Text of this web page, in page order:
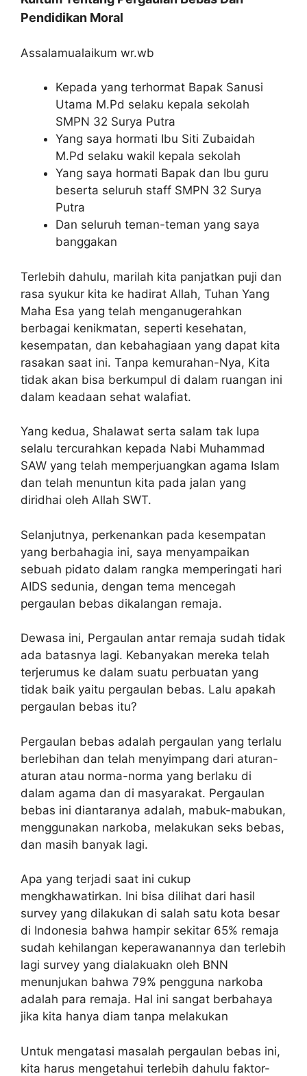
Pendidikan Moral
Assalamualaikum wr.wb
Kepada yang terhormat Bapak Sanusi
Utama M.Pd selaku kepala sekolah
SMPN 32 Surya Putra
Yang saya hormati Ibu Siti Zubaidah
M.Pd selaku wakil kepala sekolah
Yang saya hormati Bapak dan Ibu guru
beserta seluruh staff SMPN 32 Surya
Putra
Dan seluruh teman-teman yang saya
banggakan
Terlebih dahulu, marilah kita panjatkan puji dan
rasa syukur kita ke hadirat Allah, Tuhan Yang
Maha Esa yang telah menganugerahkan
berbagai kenikmatan, seperti kesehatan,
kesempatan, dan kebahagiaan yang dapat kita
rasakan saat ini. Tanpa kemurahan-Nya, Kita
tidak akan bisa berkumpul di dalam ruangan ini
dalam keadaan sehat walafiat.
Yang kedua, Shalawat serta salam tak lupa
selalu tercurahkan kepada Nabi Muhammad
SAW yang telah memperjuangkan agama Islam
dan telah menuntun kita pada jalan yang
diridhai oleh Allah SWT.
Selanjutnya, perkenankan pada kesempatan
yang berbahagia ini, saya menyampaikan
sebuah pidato dalam rangka memperingati hari
AIDS sedunia, dengan tema mencegah
pergaulan bebas dikalangan remaja.
Dewasa ini, Pergaulan antar remaja sudah tidak
ada batasnya lagi. Kebanyakan mereka telah
terjerumus ke dalam suatu perbuatan yang
tidak baik yaitu pergaulan bebas. Lalu apakah
pergaulan bebas itu?
Pergaulan bebas adalah pergaulan yang terlalu
berlebihan dan telah menyimpang dari aturan-
aturan atau norma-norma yang berlaku di
dalam agama dan di masyarakat. Pergaulan
bebas ini diantaranya adalah, mabuk-mabukan,
menggunakan narkoba, melakukan seks bebas,
dan masih banyak lagi.
Apa yang terjadi saat ini cukup
mengkhawatirkan. Ini bisa dilihat dari hasil
survey yang dilakukan di salah satu kota besar
di Indonesia bahwa hampir sekitar 65% remaja
sudah kehilangan keperawanannya dan terlebih
lagi survey yang dialakuakn oleh BNN
menunjukan bahwa 79% pengguna narkoba
adalah para remaja. Hal ini sangat berbahaya
jika kita hanya diam tanpa melakukan
Untuk mengatasi masalah pergaulan bebas ini,
kita harus mengetahui terlebih dahulu faktor-